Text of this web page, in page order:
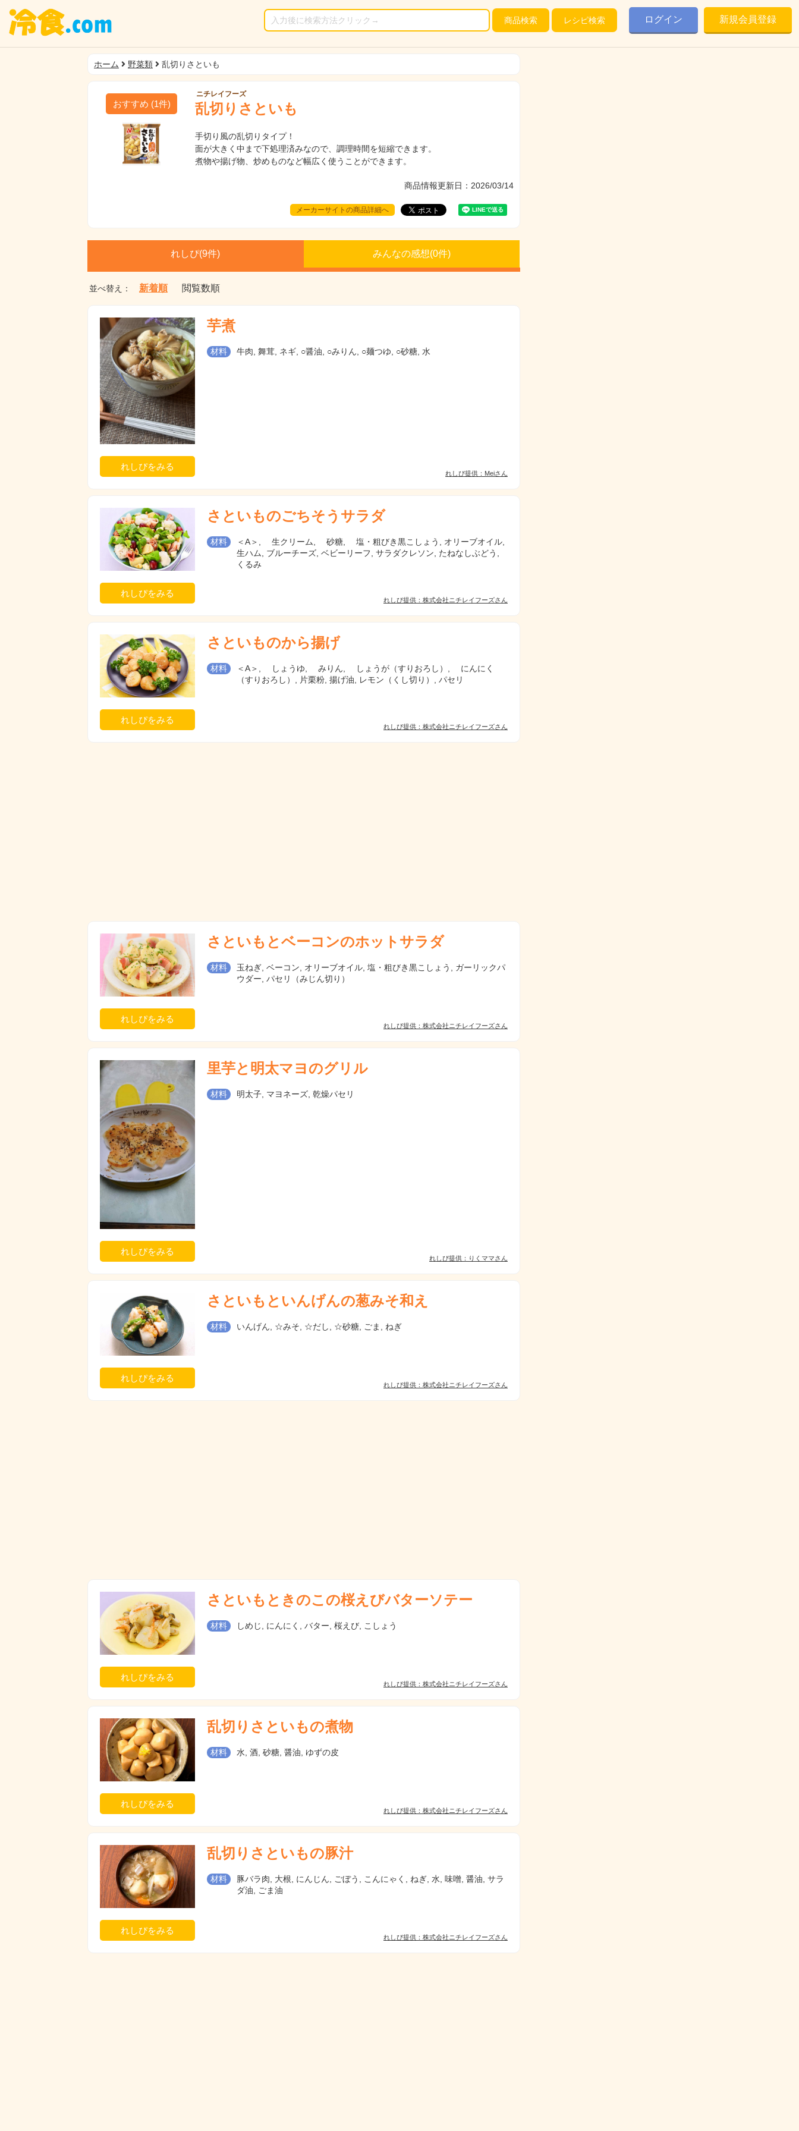
商品検索 レシピ検索 ログイン 新規会員登録
ホーム 野菜類 乱切りさといも
おすすめ (1件)
ニチレイフーズ
乱切りさといも
手切り風の乱切りタイプ！
面が大きく中まで下処理済みなので、調理時間を短縮できます。
煮物や揚げ物、炒めものなど幅広く使うことができます。
商品情報更新日：2026/03/14
メーカーサイトの商品詳細へ
れしぴ(9件) みんなの感想(0件)
並べ替え： 新着順 閲覧数順
れしぴをみる
芋煮
材料 牛肉, 舞茸, ネギ, ○醤油, ○みりん, ○麺つゆ, ○砂糖, 水
れしぴ提供：Meiさん
れしぴをみる
さといものごちそうサラダ
材料
＜A＞, 生クリーム, 砂糖, 塩・粗びき黒こしょう, オリーブオイル,
生ハム, ブルーチーズ, ベビーリーフ, サラダクレソン, たねなしぶどう,
くるみ
れしぴ提供：株式会社ニチレイフーズさん
れしぴをみる
さといものから揚げ
材料
＜A＞, しょうゆ, みりん, しょうが（すりおろし）, にんにく
（すりおろし）, 片栗粉, 揚げ油, レモン（くし切り）, パセリ
れしぴ提供：株式会社ニチレイフーズさん
れしぴをみる
さといもとベーコンのホットサラダ
材料
玉ねぎ, ベーコン, オリーブオイル, 塩・粗びき黒こしょう, ガーリックパ
ウダー, パセリ（みじん切り）
れしぴ提供：株式会社ニチレイフーズさん
れしぴをみる
里芋と明太マヨのグリル
材料 明太子, マヨネーズ, 乾燥パセリ
れしぴ提供：りくママさん
れしぴをみる
さといもといんげんの葱みそ和え
材料 いんげん, ☆みそ, ☆だし, ☆砂糖, ごま, ねぎ
れしぴ提供：株式会社ニチレイフーズさん
れしぴをみる
さといもときのこの桜えびバターソテー
材料 しめじ, にんにく, バター, 桜えび, こしょう
れしぴ提供：株式会社ニチレイフーズさん
れしぴをみる
乱切りさといもの煮物
材料 水, 酒, 砂糖, 醤油, ゆずの皮
れしぴ提供：株式会社ニチレイフーズさん
れしぴをみる
乱切りさといもの豚汁
材料
豚バラ肉, 大根, にんじん, ごぼう, こんにゃく, ねぎ, 水, 味噌, 醤油, サラ
ダ油, ごま油
れしぴ提供：株式会社ニチレイフーズさん